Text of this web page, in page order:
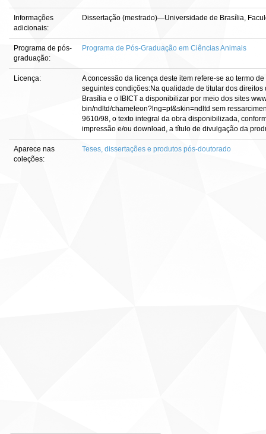
Informações
adicionais:
Dissertação (mestrado)—Universidade de Brasília,
Programa de pós-
graduação:
Programa de Pós-Graduação em Ciências Animais
Licença:
A concessão da licença deste item refere-se ao termo
seguintes condições:Na qualidade de titular dos
Brasília e o IBICT a disponibilizar por meio dos sites
bin/ndltd/chameleon?lng=pt&skin=ndltd sem
9610/98, o texto integral da obra disponibilizada,
impressão e/ou download, a título de divulgação da
Aparece nas
coleções:
Teses, dissertações e produtos pós-doutorado